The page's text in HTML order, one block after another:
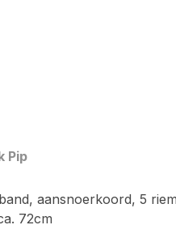
Pip
aansnoerkoord, 5
72cm